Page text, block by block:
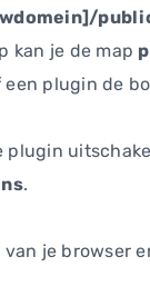
kan je de map
een plugin de
plugin
.
van je browser